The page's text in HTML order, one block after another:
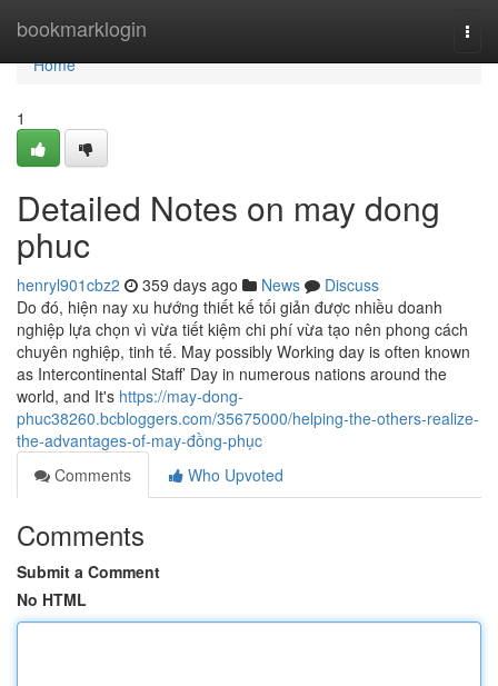
bookmarklogin
Home
Home
1
Detailed Notes on may dong
phuc
henryl901cbz2 359 days ago News
Discuss
Do đó, hiện nay xu hướng thiết kế tối giản được nhiều doanh
nghiệp lựa chọn vì vừa tiết kiệm chi phí vừa tạo nên phong cách
chuyên nghiệp, tinh tế. May possibly Working day is often known
as Intercontinental Staff’ Day in numerous nations around the
world, and It's https://may-dong-
phuc38260.bcbloggers.com/35675000/helping-the-others-realize-
the-advantages-of-may-đồng-phục
Comments
Who Upvoted
Comments
Submit a Comment
No HTML